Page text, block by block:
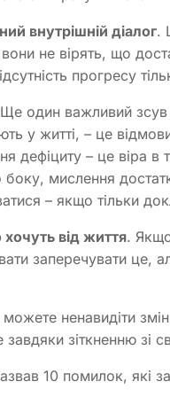
внутрішній діалог.
не вірять, що
прогресу
один важливий зсув
у житті, – це
дефіциту – це віра в
боку, мислення
– якщо тільки
від життя.
заперечувати це,
ненавидіти
завдяки зіткненню
10 помилок, які